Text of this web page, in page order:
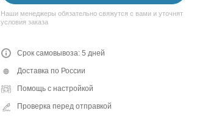
Наши менеджеры обязательно свяжутся с вами и уточнят
условия заказа
Срок самовывоза: 5 дней
Доставка по России
Помощь с настройкой
Проверка перед отправкой